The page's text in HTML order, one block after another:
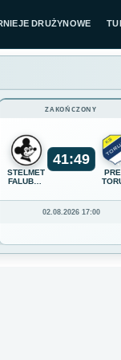
DRUŻYNOWE
ZAKOŃCZONY
STELMET
FALUBAZ
GÓRA
41:49
02.08.2026 17:00